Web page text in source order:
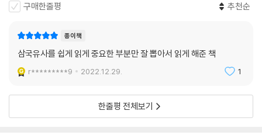
서 ‘몰’도 말에서 온 단어라고 본다.
여우는 이처럼 인간을 해치기도 하고, 인간을 이끌기도 하고, 인간을 위하
기도 하며, 인간에 속하지 않는 존재라는 복잡한 성격을 가지고 있다. 이와
같은 여우의 이중성은 토속신앙과 불교의 대립, 자연적 질서와 인간적 질
서의 충돌로 이해하기도 한다.
구매한줄평 추천순
종이책
삼국유사를 쉽게 읽게 중요한 부분만 잘 뽑아서 읽게 해준 책
r*********9 2022.12.29. 1
한줄평 전체보기